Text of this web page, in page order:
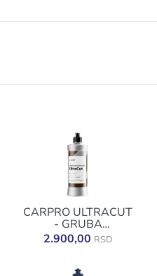
CARPRO ULTRACUT
- GRUBA
POLIRPASTA 250ML
2.900,00 RSD